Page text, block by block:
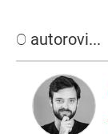
O autorovi...